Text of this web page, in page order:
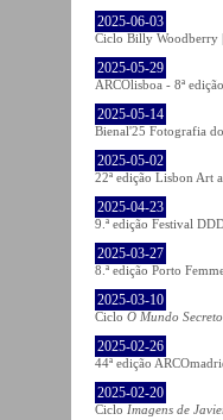
2025-06-03
Ciclo Billy Woodberry
2025-05-29
ARCOlisboa - 8ª
2025-05-14
Bienal'25 Fotografia
2025-05-02
22ª edição Lisbon Art
2025-04-23
9.ª edição Festival
2025-03-27
8.ª edição Porto
2025-03-10
Ciclo O Mundo
2025-02-26
44ª edição
2025-02-20
Ciclo Imagens de